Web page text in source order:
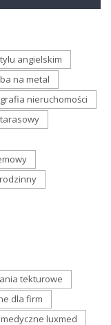
angielskim
na metal
nieruchomości
tekturowe
dla firm
luxmed